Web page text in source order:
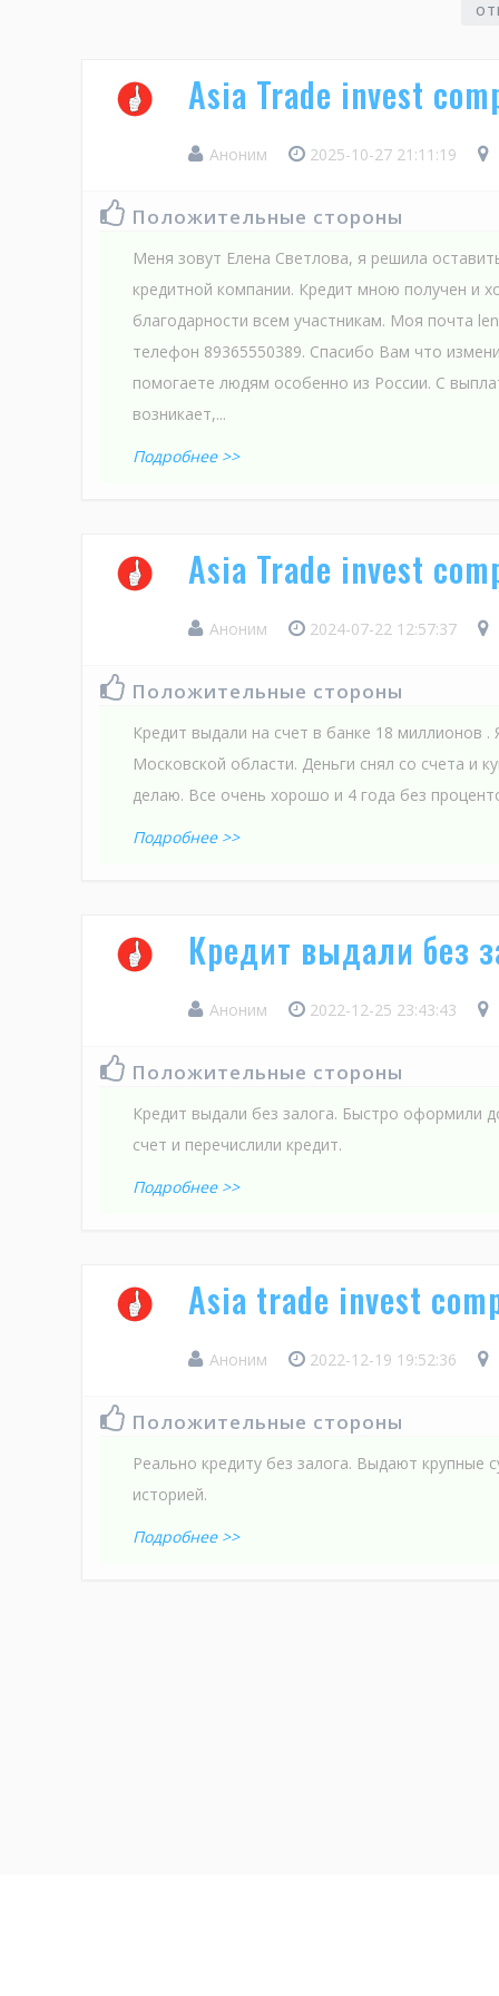
Asia Trade invest
Аноним 2025-10-27 21:11:19
Положительные стороны
Меня зовут Елена Светлова, я решила
кредитной компании. Кредит мною получен и
благодарности всем участникам. Моя почта
телефон 89365550389. Спасибо Вам что
помогаете людям особенно из России. С
возникает,...
Подробнее >>
Asia Trade invest
Аноним 2024-07-22 12:57:37
Положительные стороны
Кредит выдали на счет в банке 18 миллионов .
Московской области. Деньги снял со счета и
делаю. Все очень хорошо и 4 года без
Подробнее >>
Кредит выдали без
Аноним 2022-12-25 23:43:43
Положительные стороны
Кредит выдали без залога. Быстро оформили
счет и перечислили кредит.
Подробнее >>
Asia trade invest
Аноним 2022-12-19 19:52:36
Положительные стороны
Реально кредиту без залога. Выдают крупные
историей.
Подробнее >>